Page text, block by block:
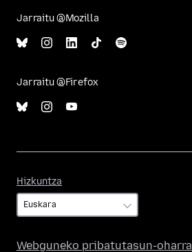
Jarraitu @Mozilla
Jarraitu @Firefox
Hizkuntza
Webguneko pribatutasun-oharra